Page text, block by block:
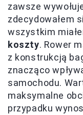
zawsze
zdecydowałem
wszystkim
koszty. Rower
z konstrukcją
znacząco
samochodu.
maksymalne
przypadku